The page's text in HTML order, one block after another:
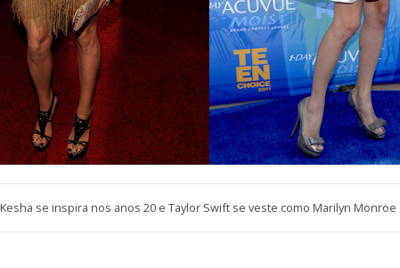
Kesha se inspira nos anos 20 e Taylor Swift se veste como Marilyn Monroe